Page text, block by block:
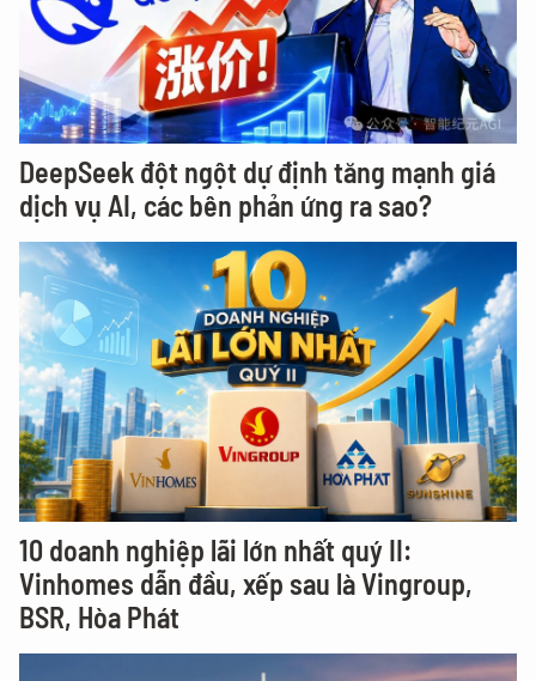
DeepSeek đột ngột dự định tăng mạnh giá
dịch vụ AI, các bên phản ứng ra sao?
10 doanh nghiệp lãi lớn nhất quý II:
Vinhomes dẫn đầu, xếp sau là Vingroup,
BSR, Hòa Phát